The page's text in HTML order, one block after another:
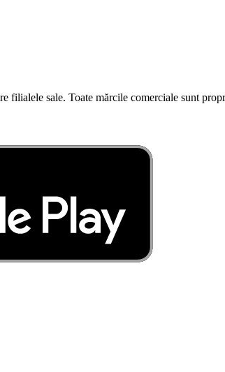
filialele sale. Toate mărcile comerciale sunt